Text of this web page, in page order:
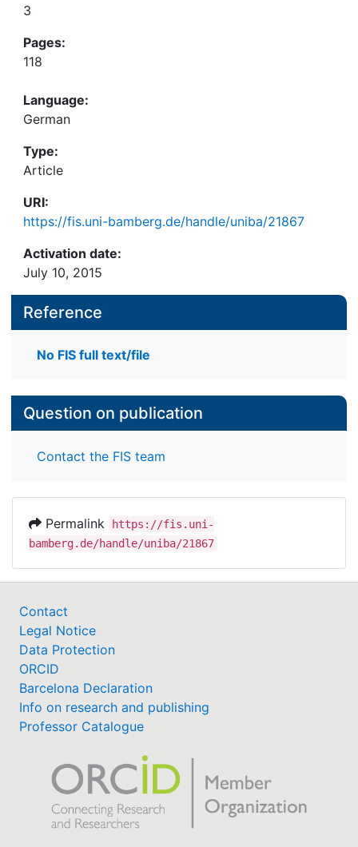
3
Pages:
118
Language:
German
Type:
Article
URI:
https://fis.uni-bamberg.de/handle/uniba/21867
Activation date:
July 10, 2015
Reference
No FIS full text/file
Question on publication
Contact the FIS team
Permalink
https://fis.uni-
bamberg.de/handle/uniba/21867
Contact
Legal Notice
Data Protection
ORCID
Barcelona Declaration
Info on research and publishing
Professor Catalogue